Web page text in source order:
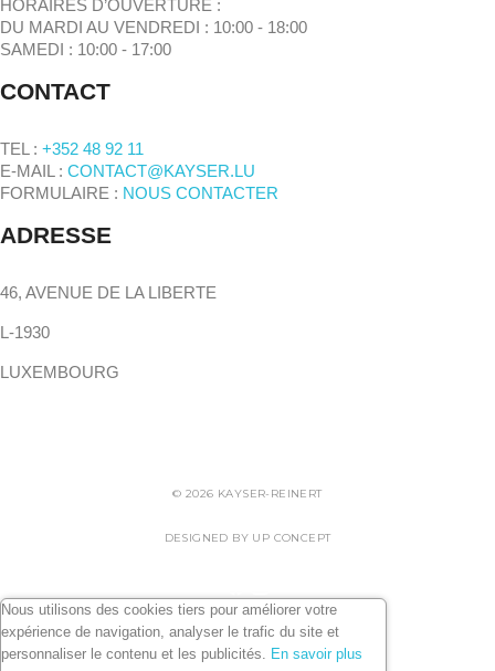
HORAIRES D’OUVERTURE :
DU MARDI AU VENDREDI : 10:00 - 18:00
SAMEDI : 10:00 - 17:00
CONTACT
TEL : +352 48 92 11
E-MAIL : CONTACT@KAYSER.LU
FORMULAIRE : NOUS CONTACTER
ADRESSE
46, AVENUE DE LA LIBERTE
L-1930
LUXEMBOURG
© 2026 KAYSER-REINERT
DESIGNED BY UP CONCEPT
Nous utilisons des cookies tiers pour améliorer votre
expérience de navigation, analyser le trafic du site et
personnaliser le contenu et les publicités.
En savoir plus